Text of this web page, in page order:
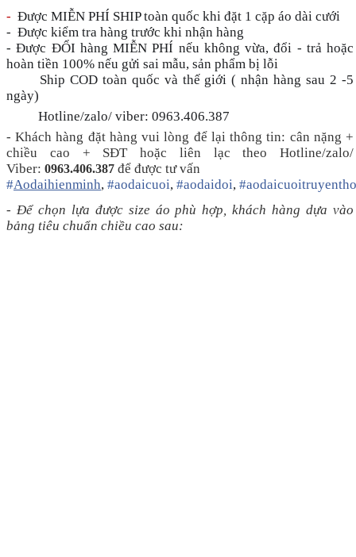
- Được MIỄN PHÍ SHIP toàn quốc khi đặt 1 cặp áo dài cưới
- Được kiểm tra hàng trước khi nhận hàng
- Được ĐỔI hàng MIỄN PHÍ nếu không vừa, đổi - trả hoặc
hoàn tiền 100% nếu gửi sai mẫu, sản phẩm bị lỗi
Ship COD toàn quốc và thế giới ( nhận hàng sau 2 -5
ngày)
Hotline/zalo/ viber: 0963.406.387
- Khách hàng đặt hàng vui lòng để lại thông tin: cân nặng +
chiều cao + SĐT hoặc liên lạc theo Hotline/zalo/
Viber: 0963.406.387 để được tư vấn
#Aodaihienminh, #aodaicuoi, #aodaidoi, #
- Để chọn lựa được size áo phù hợp, khách hàng dựa vào
bảng tiêu chuẩn chiều cao sau: